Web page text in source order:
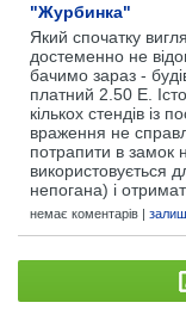
"Журбинка"
Який спочатку
достеменно не
бачимо зараз -
платний 2.50 Е.
кількох стендів із
враження не
потрапити в замок
використовується
непогана) і
немає коментарів |